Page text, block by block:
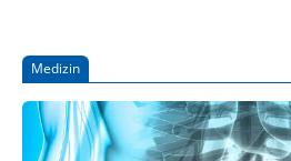
Gesundheitsminister Professor
auf, im Rahmen des geplanten
Präventionsplans
Krankheiten wie die Fettleber
Medizin